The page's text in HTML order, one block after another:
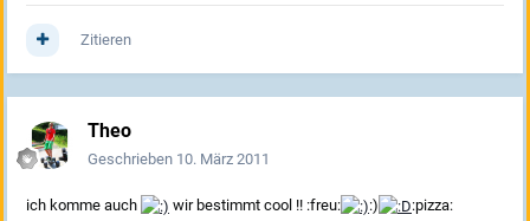
Zitieren
Theo
Geschrieben 10. März 2011
ich komme auch wir bestimmt cool !! :freu: :) :pizza: